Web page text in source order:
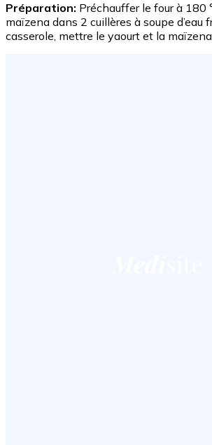
Préparation: Préchauffer le four à 180
maïzena dans 2 cuillères à soupe d’eau
casserole, mettre le yaourt et la